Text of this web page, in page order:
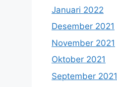
Januari 2022
Desember 2021
November 2021
Oktober 2021
September 2021